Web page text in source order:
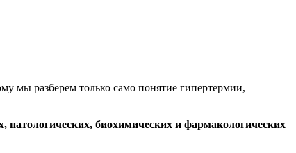
мы разберем только само понятие гипертермии,
патологических, биохимических и фармакологических